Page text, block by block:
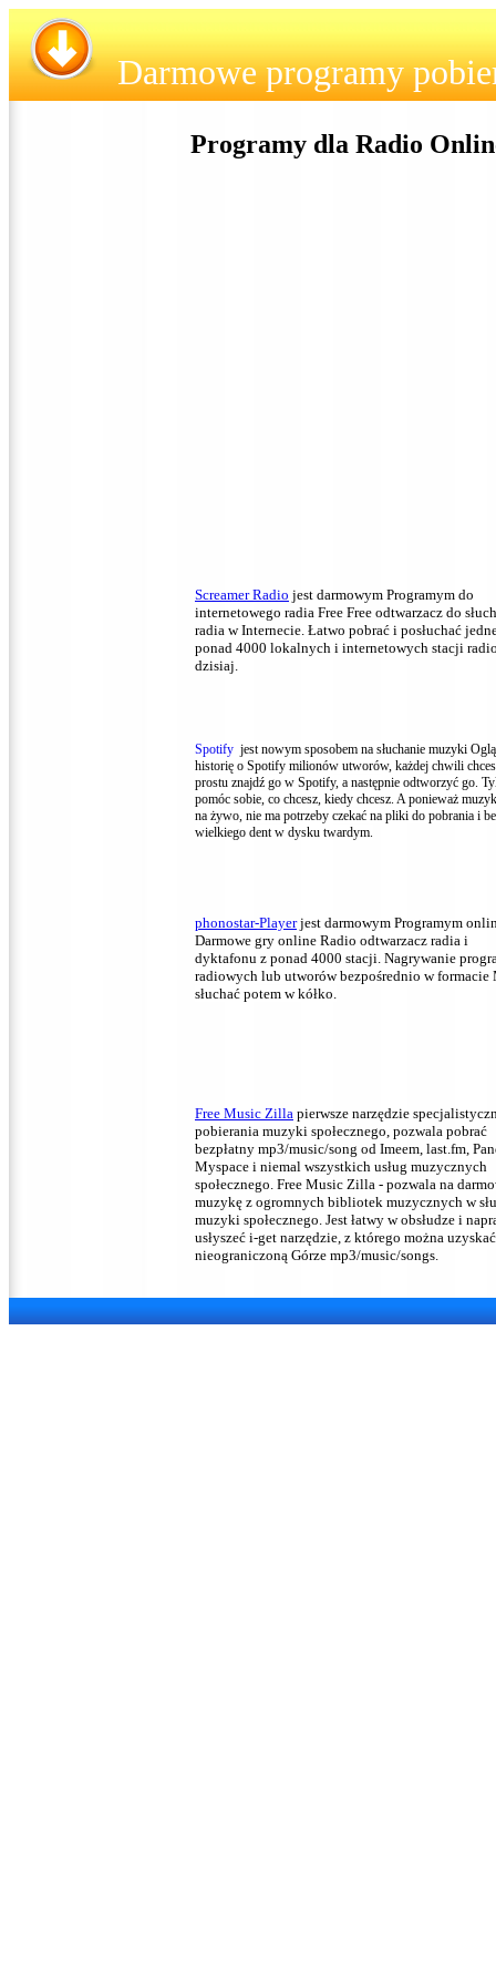
Darmowe programy
Programy dla Radio
Screamer Radio jest darmowym Programym do
internetowego radia Free Free odtwarzacz do
radia w Internecie. Łatwo pobrać i posłuchać
ponad 4000 lokalnych i internetowych stacji
dzisiaj.
Spotify jest nowym sposobem na słuchanie muzyki
historię o Spotify milionów utworów, każdej chwili
prostu znajdź go w Spotify, a następnie odtworzyć go.
pomóc sobie, co chcesz, kiedy chcesz. A ponieważ
na żywo, nie ma potrzeby czekać na pliki do pobrania i
wielkiego dent w dysku twardym.
phonostar-Playerjest darmowym Programym
Darmowe gry online Radio odtwarzacz radia i
dyktafonu z ponad 4000 stacji. Nagrywanie
radiowych lub utworów bezpośrednio w formacie
słuchać potem w kółko.
Free Music Zilla pierwsze narzędzie
pobierania muzyki społecznego, pozwala pobrać
bezpłatny mp3/music/song od Imeem, last.fm,
Myspace i niemal wszystkich usług muzycznych
społecznego. Free Music Zilla - pozwala na
muzykę z ogromnych bibliotek muzycznych w
muzyki społecznego. Jest łatwy w obsłudze i
usłyszeć i-get narzędzie, z którego można uzyskać
nieograniczoną Górze mp3/music/songs.